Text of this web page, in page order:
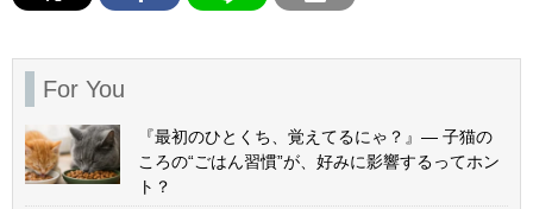
For You
『最初のひとくち、覚えてるにゃ？』— 子猫の
ころの“ごはん習慣”が、好みに影響するってホン
ト？